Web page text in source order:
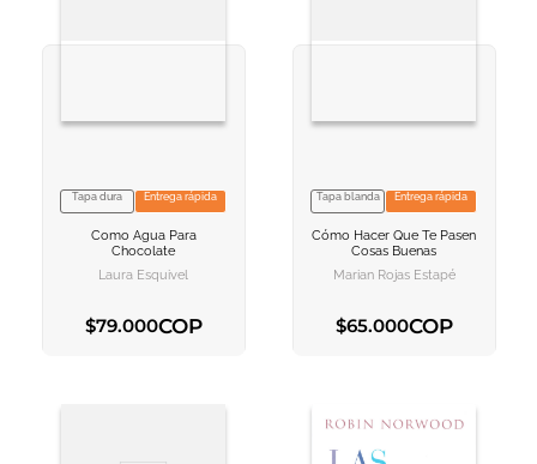
VER INFORMACION
AGREGAR AL
Tapa dura Entrega rápida
Como Agua Para
Chocolate
Laura Esquivel
$79.000COP
VER INFORMACION
AGREGAR AL
Tapa blanda Entrega rápida
Cómo Hacer Que Te Pasen
Cosas Buenas
Marian Rojas Estapé
$65.000COP